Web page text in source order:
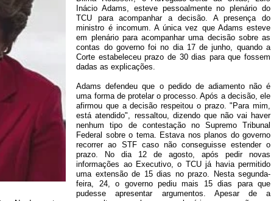
Inácio Adams, esteve pessoalmente no plenário do
TCU para acompanhar a decisão. A presença do
ministro é incomum. A única vez que Adams esteve
em plenário para acompanhar uma decisão sobre as
contas do governo foi no dia 17 de junho, quando a
Corte estabeleceu prazo de 30 dias para que fossem
dadas as explicações.
Adams defendeu que o pedido de adiamento não é
uma forma de protelar o processo. Após a decisão, ele
afirmou que a decisão respeitou o prazo. "Para mim,
está atendido", ressaltou, dizendo que não vai haver
nenhum tipo de contestação no Supremo Tribunal
Federal sobre o tema. Estava nos planos do governo
recorrer ao STF caso não conseguisse estender o
prazo. No dia 12 de agosto, após pedir novas
informações ao Executivo, o TCU já havia permitido
uma extensão de 15 dias no prazo. Nesta segunda-
feira, 24, o governo pediu mais 15 dias para que
pudesse apresentar argumentos. Apesar de a